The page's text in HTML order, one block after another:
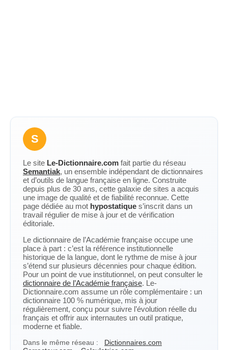
S
Le site Le-Dictionnaire.com fait partie du réseau
Semantiak, un ensemble indépendant de dictionnaires
et d’outils de langue française en ligne. Construite
depuis plus de 30 ans, cette galaxie de sites a acquis
une image de qualité et de fiabilité reconnue. Cette
page dédiée au mot hypostatique s’inscrit dans un
travail régulier de mise à jour et de vérification
éditoriale.
Le dictionnaire de l’Académie française occupe une
place à part : c’est la référence institutionnelle
historique de la langue, dont le rythme de mise à jour
s’étend sur plusieurs décennies pour chaque édition.
Pour un point de vue institutionnel, on peut consulter le
dictionnaire de l’Académie française. Le-
Dictionnaire.com assume un rôle complémentaire : un
dictionnaire 100 % numérique, mis à jour
régulièrement, conçu pour suivre l’évolution réelle du
français et offrir aux internautes un outil pratique,
moderne et fiable.
Dans le même réseau :
Dictionnaires.com